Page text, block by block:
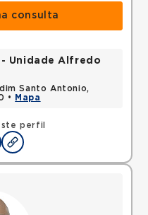
consulta
perfil
Unidade Alfredo
Santo Antonio,
•
Mapa